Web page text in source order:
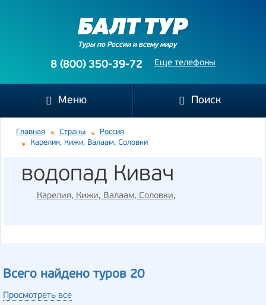
Туры по России и всему миру
Еще телефоны
8 (800) 350-39-72
Меню Поиск
Главная Страны
Россия
Карелия, Кижи, Валаам, Соловки
водопад Кивач
Карелия, Кижи, Валаам, Соловки,
Всего найдено туров 20
Просмотреть все